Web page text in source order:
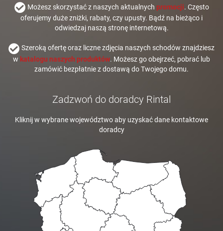
Możesz skorzystać z naszych aktualnych promocji. Często
oferujemy duże zniżki, rabaty, czy upusty. Bądź na bieżąco i
odwiedzaj naszą stronę internetową.
Szeroką ofertę oraz liczne zdjęcia naszych schodów znajdziesz
w katalogu naszych produktów. Możesz go obejrzeć, pobrać lub
zamówić bezpłatnie z dostawą do Twojego domu.
Zadzwoń do doradcy Rintal
Kliknij w wybrane województwo aby uzyskać dane kontaktowe
doradcy